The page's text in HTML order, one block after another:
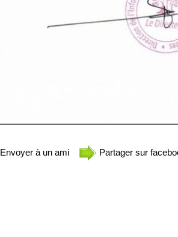
Envoyer à un ami Partager sur